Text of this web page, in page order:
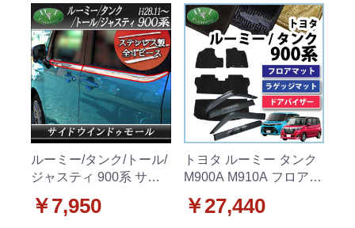
ルーミー/タンク/トール/
ジャスティ 900系 サイ
品質ステンレス製 社外
￥7,950
トヨタ ルーミー タンク
M900A M910A フロアマ
ドアバイザー セット 織
￥27,440